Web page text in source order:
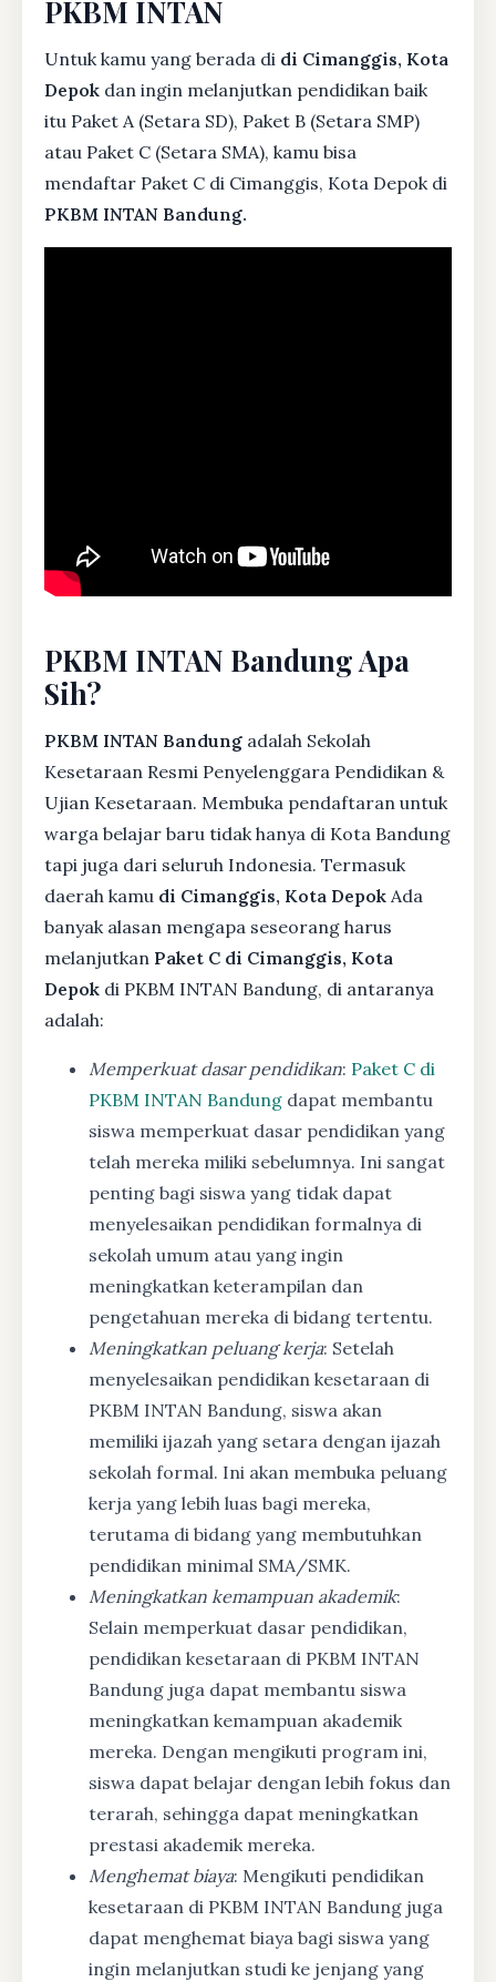
PKBM INTAN
Untuk kamu yang berada di di Cimanggis, Kota
Depok dan ingin melanjutkan pendidikan baik
itu Paket A (Setara SD), Paket B (Setara SMP)
atau Paket C (Setara SMA), kamu bisa
mendaftar Paket C di Cimanggis, Kota Depok di
PKBM INTAN Bandung.
PKBM INTAN Bandung Apa
Sih?
PKBM INTAN Bandung adalah Sekolah
Kesetaraan Resmi Penyelenggara Pendidikan &
Ujian Kesetaraan. Membuka pendaftaran untuk
warga belajar baru tidak hanya di Kota Bandung
tapi juga dari seluruh Indonesia. Termasuk
daerah kamu di Cimanggis, Kota Depok Ada
banyak alasan mengapa seseorang harus
melanjutkan Paket C di Cimanggis, Kota
Depok di PKBM INTAN Bandung, di antaranya
adalah:
Memperkuat dasar pendidikan: Paket C di
PKBM INTAN Bandung dapat membantu
siswa memperkuat dasar pendidikan yang
telah mereka miliki sebelumnya. Ini sangat
penting bagi siswa yang tidak dapat
menyelesaikan pendidikan formalnya di
sekolah umum atau yang ingin
meningkatkan keterampilan dan
pengetahuan mereka di bidang tertentu.
Meningkatkan peluang kerja: Setelah
menyelesaikan pendidikan kesetaraan di
PKBM INTAN Bandung, siswa akan
memiliki ijazah yang setara dengan ijazah
sekolah formal. Ini akan membuka peluang
kerja yang lebih luas bagi mereka,
terutama di bidang yang membutuhkan
pendidikan minimal SMA/SMK.
Meningkatkan kemampuan akademik:
Selain memperkuat dasar pendidikan,
pendidikan kesetaraan di PKBM INTAN
Bandung juga dapat membantu siswa
meningkatkan kemampuan akademik
mereka. Dengan mengikuti program ini,
siswa dapat belajar dengan lebih fokus dan
terarah, sehingga dapat meningkatkan
prestasi akademik mereka.
Menghemat biaya: Mengikuti pendidikan
kesetaraan di PKBM INTAN Bandung juga
dapat menghemat biaya bagi siswa yang
ingin melanjutkan studi ke jenjang yang